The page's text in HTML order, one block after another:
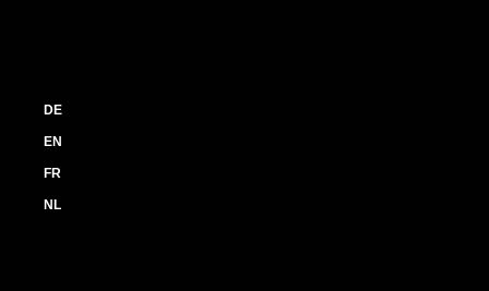
DE
EN
FR
NL